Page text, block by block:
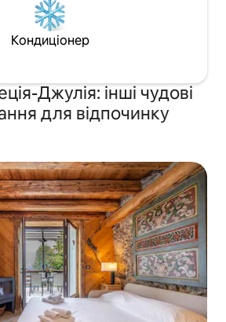
Кондиціонер
Джулія: інші чудові
для відпочинку